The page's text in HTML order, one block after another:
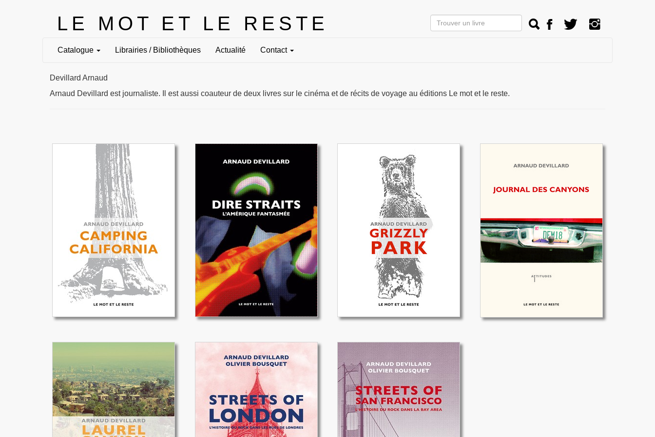
LE MOT ET LE RESTE
Catalogue Librairies / Bibliothèques Actualité Contact
Devillard Arnaud
Arnaud Devillard est journaliste. Il est aussi coauteur de deux livres sur le cinéma et de récits de voyage au éditions Le mot et le reste.